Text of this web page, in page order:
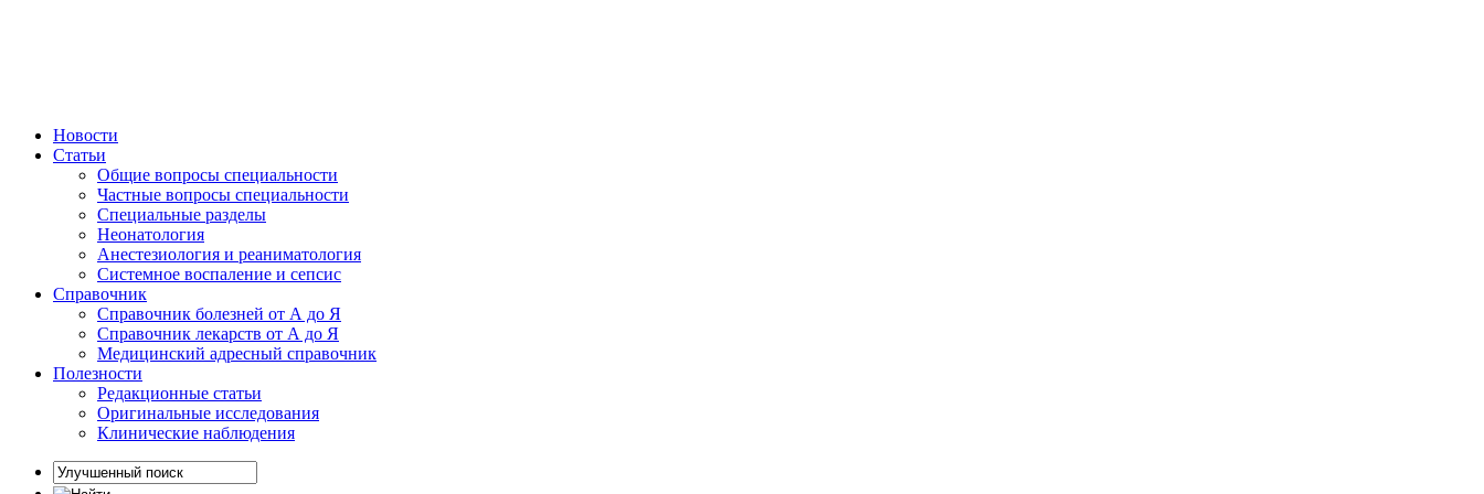
Новости
Статьи
Общие вопросы специальности
Частные вопросы специальности
Специальные разделы
Неонатология
Анестезиология и реаниматология
Системное воспаление и сепсис
Справочник
Справочник болезней от А до Я
Справочник лекарств от А до Я
Медицинский адресный справочник
Полезности
Редакционные статьи
Оригинальные исследования
Клинические наблюдения